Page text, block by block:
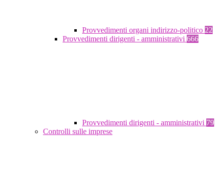
Provvedimenti organi indirizzo-politico 22
Provvedimenti dirigenti - amministrativi 666
Provvedimenti dirigenti - amministrativi 79
Controlli sulle imprese